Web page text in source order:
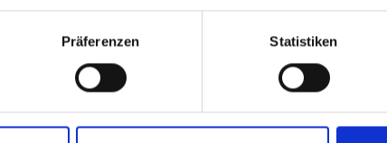
Präferenzen Statistiken